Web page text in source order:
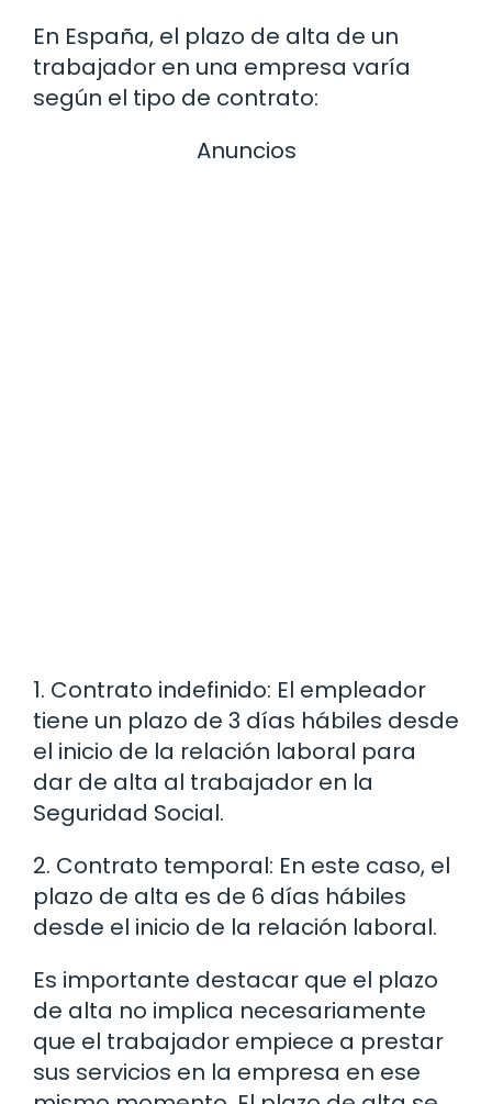
En España, el plazo de alta de un
trabajador en una empresa varía
según el tipo de contrato:
Anuncios
1. Contrato indefinido: El empleador
tiene un plazo de 3 días hábiles desde
el inicio de la relación laboral para
dar de alta al trabajador en la
Seguridad Social.
2. Contrato temporal: En este caso, el
plazo de alta es de 6 días hábiles
desde el inicio de la relación laboral.
Es importante destacar que el plazo
de alta no implica necesariamente
que el trabajador empiece a prestar
sus servicios en la empresa en ese